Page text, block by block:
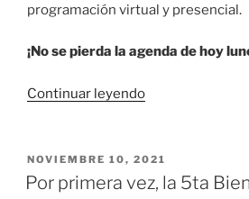
programación virtual y presencial.
¡No se pierda la agenda de hoy
Continuar leyendo«¡Hoy
cierre
de
PUBLICADO
EL
NOVIEMBRE 10, 2021
Por primera vez, la 5ta